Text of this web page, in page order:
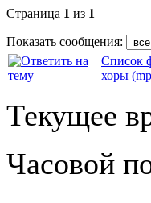
Страница 1 из 1
Показать сообщения:
Список
хоры
Текущее
Часовой